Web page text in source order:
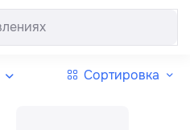
Сортировка